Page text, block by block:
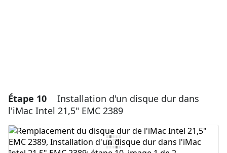
Étape 10
Installation d'un disque dur dans
l'iMac Intel 21,5" EMC 2389